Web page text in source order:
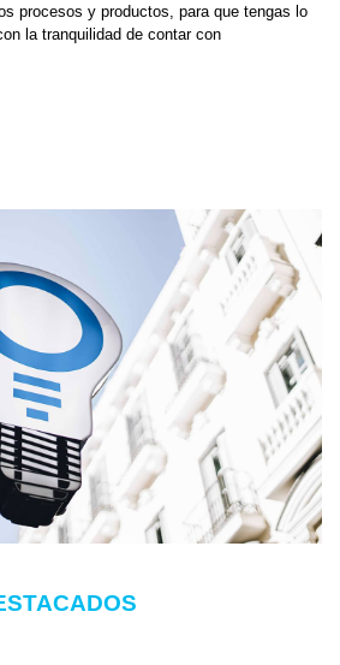
procesos y productos, para que tengas lo
la tranquilidad de contar con